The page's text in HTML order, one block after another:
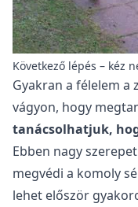
Következő lépés – kéz
Gyakran a félelem a
vágyon, hogy
tanácsolhatjuk,
Ebben nagy
megvédi a komoly
lehet először